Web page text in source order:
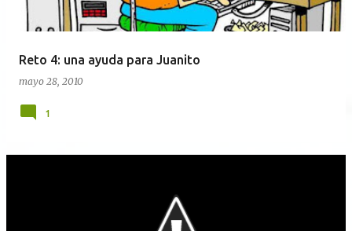
Reto 4: una ayuda para Juanito
mayo 28, 2010
1